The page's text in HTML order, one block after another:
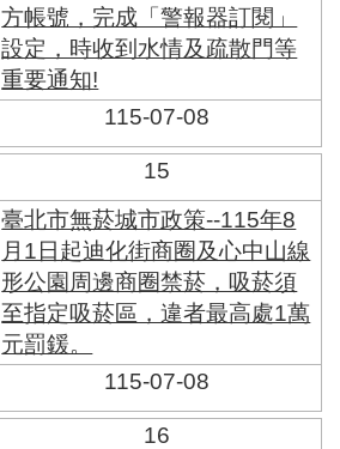
方帳號，完成「警報器訂閱」
設定，時收到水情及疏散門等
重要通知!
115-07-08
15
臺北市無菸城市政策--115年8
月1日起迪化街商圈及心中山線
形公園周邊商圈禁菸，吸菸須
至指定吸菸區，違者最高處1萬
元罰鍰。
115-07-08
16